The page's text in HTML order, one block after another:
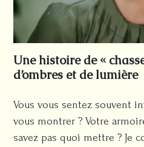
Une histoire de «
d’ombres et de lumière
Vous vous sentez souvent
vous montrer ? Votre
savez pas quoi mettre ? Je